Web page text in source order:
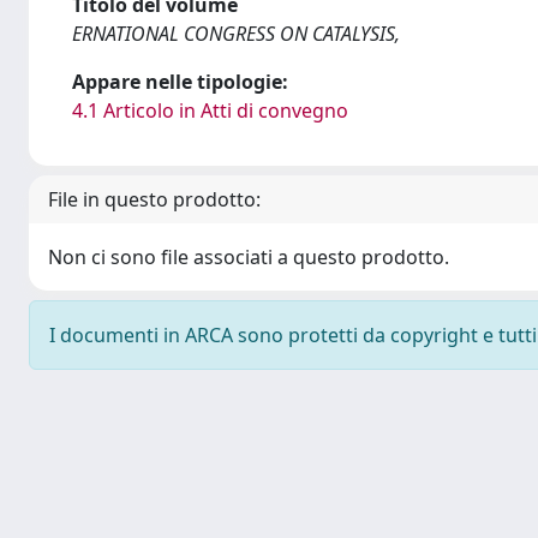
ERNATIONAL CONGRESS ON CATALYSIS,
Appare nelle tipologie:
4.1 Articolo in Atti di convegno
File in questo prodotto:
Non ci sono file associati a questo prodotto.
I documenti in ARCA sono protetti da copyright e